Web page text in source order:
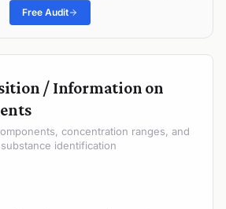
Free Audit
/ Information on
concentration ranges, and
identification